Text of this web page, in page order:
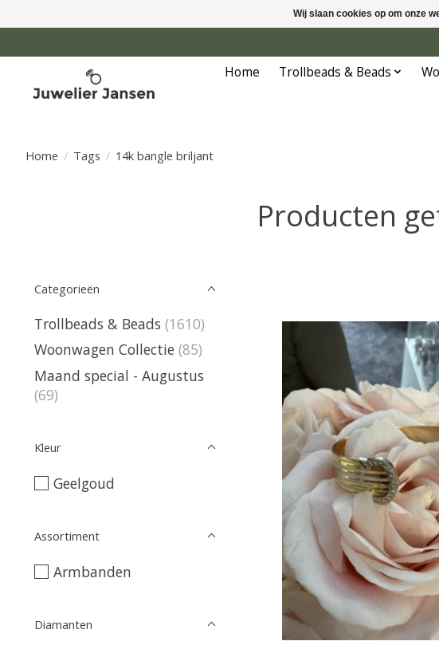
Home Trollbeads & Beads
Home / Tags / 14k bangle briljant
Producten
Categorieën
Trollbeads & Beads (1610)
Woonwagen Collectie (85)
Maand special - Augustus
(69)
Kleur
Geelgoud
Assortiment
Armbanden
Diamanten
Wij slaan cookies op om onze